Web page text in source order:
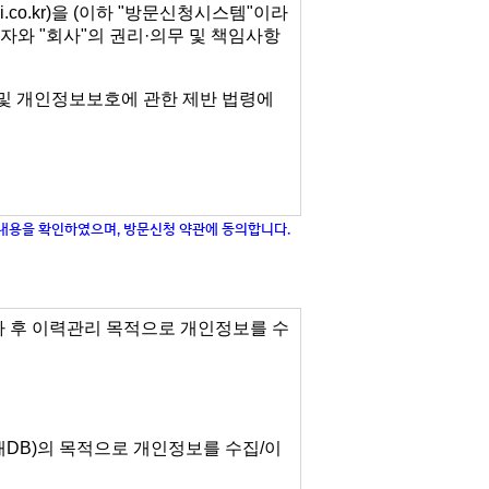
용을 확인하였으며, 방문신청 약관에 동의합니다.